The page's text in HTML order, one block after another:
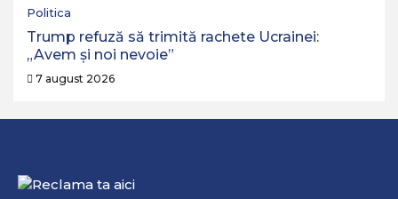
Politica
Trump refuză să trimită rachete Ucrainei:
„Avem și noi nevoie”
7 august 2026